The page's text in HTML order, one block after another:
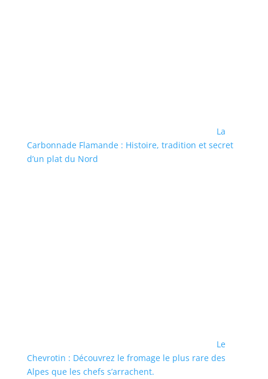
La
Carbonnade Flamande : Histoire, tradition et secret
d’un plat du Nord
Le
Chevrotin : Découvrez le fromage le plus rare des
Alpes que les chefs s’arrachent.